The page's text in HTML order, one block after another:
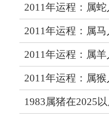
2011年运程：属
2011年运程：属
2011年运程：属
2011年运程：属
1983属猪在2025